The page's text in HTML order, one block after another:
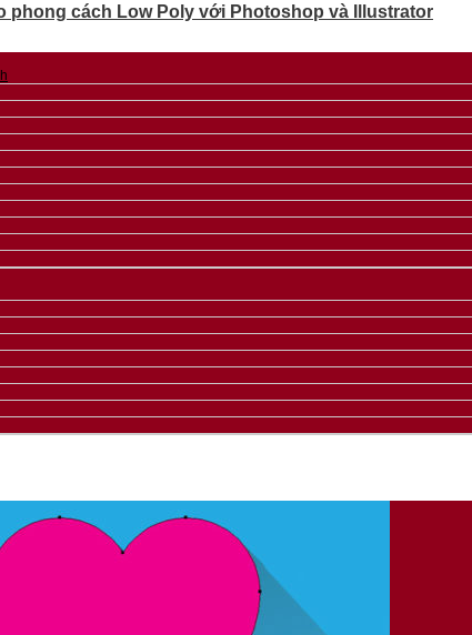
phong cách Low Poly với Photoshop và Illustrator